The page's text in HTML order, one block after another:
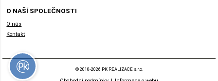
O NAŠÍ SPOLEČNOSTI
O nás
Kontakt
© 2010-2026 PK REALIZACE s.r.o.